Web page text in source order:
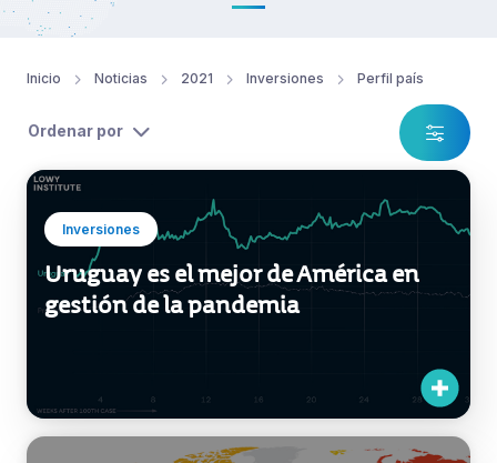
Inicio Noticias 2021 Inversiones Perfil país
Ordenar por
Inversiones
Uruguay es el mejor de América en
gestión de la pandemia